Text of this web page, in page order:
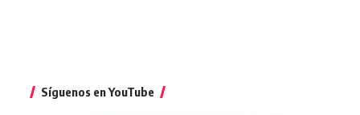
Síguenos en YouTube